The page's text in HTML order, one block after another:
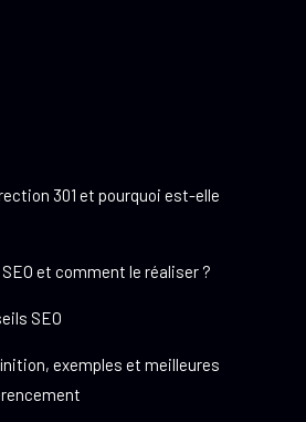
301 et pourquoi est-elle
SEO et comment le réaliser ?
SEO
exemples et meilleures